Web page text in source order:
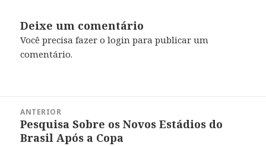
Deixe um comentário
Você precisa fazer ologin para publicar um
comentário.
ANTERIOR
Post
anterior:
Pesquisa Sobre os Novos Estádios do
Brasil Após a Copa